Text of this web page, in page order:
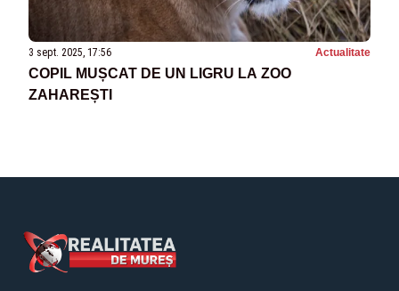
3 sept. 2025, 17:56 Actualitate
COPIL MUȘCAT DE UN LIGRU LA ZOO
ZAHAREȘTI